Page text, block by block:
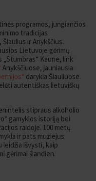
programos, jungiančios
tradicijas
ir Anykščius.
Lietuvoje gėrimų
Kaune, link
Anykščiuose, jauniausia
darykla Šiauliuose.
autentiškas lietuviškų
stipraus alkoholio
gamyklos istoriją bei
raidoje. 100 metų
ir pats muziejus
išvysti, kaip
gėrimai šiandien.